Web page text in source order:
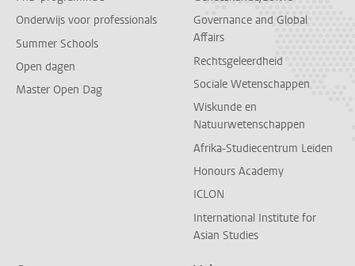
Onderwijs voor professionals
Summer Schools
Open dagen
Master Open Dag
Governance and Global
Affairs
Rechtsgeleerdheid
Sociale Wetenschappen
Wiskunde en
Natuurwetenschappen
Afrika-Studiecentrum Leiden
Honours Academy
ICLON
International Institute for
Asian Studies